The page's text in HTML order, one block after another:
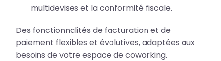
multidevises et la conformité fiscale.
Des fonctionnalités de facturation et de
paiement flexibles et évolutives, adaptées aux
besoins de votre espace de coworking.